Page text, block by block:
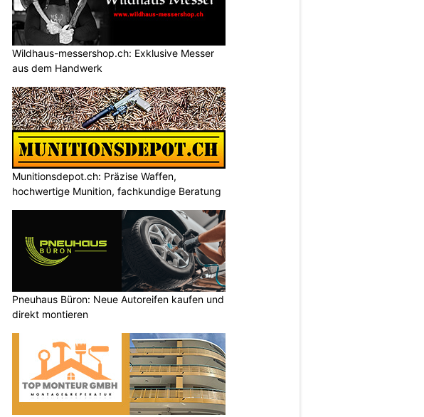
Wildhaus-messershop.ch: Exklusive Messer
aus dem Handwerk
Munitionsdepot.ch: Präzise Waffen,
hochwertige Munition, fachkundige Beratung
Pneuhaus Büron: Neue Autoreifen kaufen und
direkt montieren